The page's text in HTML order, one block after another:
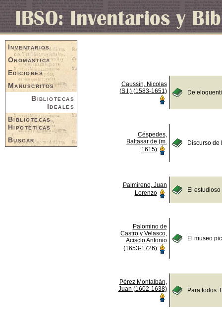
Inventarios
Onomástica
Ediciones
Manuscritos
Bibliotecas
Ideales
Bibliotecas
Hipotéticas
Buscar
Caussin, Nicolas
(S.I.) (1583-1651)
De
Céspedes,
Baltasar de (m.
1615)
Discurso de
Palmireno, Juan
Lorenzo
El
Palomino de
Castro y Velasco,
Acisclo Antonio
(1653-1726)
El museo
Pérez Montalbán,
Juan (1602-1638)
Para todos.